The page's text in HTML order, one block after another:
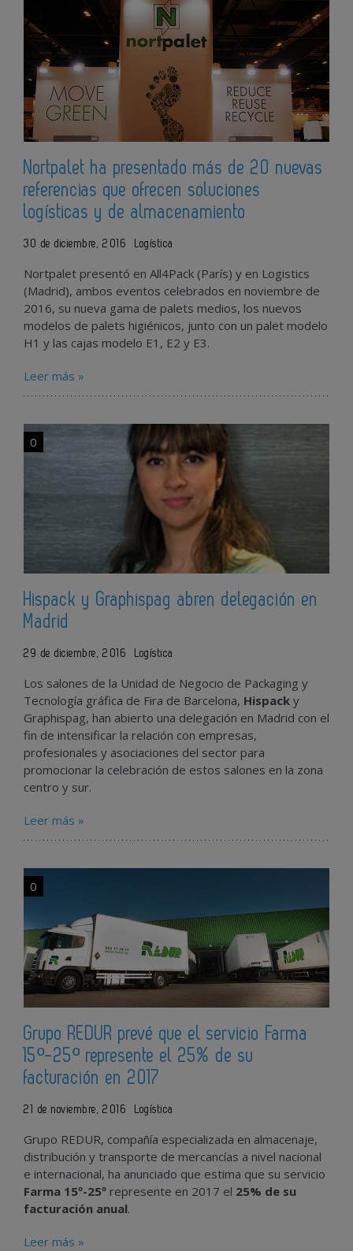
Nortpalet ha presentado más de 20 nuevas
referencias que ofrecen soluciones
logísticas y de almacenamiento
30 de diciembre, 2016 Logística
Nortpalet presentó en All4Pack (París) y en Logistics
(Madrid), ambos eventos celebrados en noviembre de
2016, su nueva gama de palets medios, los nuevos
modelos de palets higiénicos, junto con un palet modelo
H1 y las cajas modelo E1, E2 y E3.
Leer más »
0
Hispack y Graphispag abren delegación en
Madrid
29 de diciembre, 2016 Logística
Los salones de la Unidad de Negocio de Packaging y
Tecnología gráfica de Fira de Barcelona, Hispack y
Graphispag, han abierto una delegación en Madrid con el
fin de intensificar la relación con empresas,
profesionales y asociaciones del sector para
promocionar la celebración de estos salones en la zona
centro y sur.
Leer más »
0
Grupo REDUR prevé que el servicio Farma
15º-25º represente el 25% de su
facturación en 2017
21 de noviembre, 2016 Logística
Grupo REDUR, compañía especializada en almacenaje,
distribución y transporte de mercancías a nivel nacional
e internacional, ha anunciado que estima que su servicio
Farma 15º-25º represente en 2017 el 25% de su
facturación anual.
Leer más »